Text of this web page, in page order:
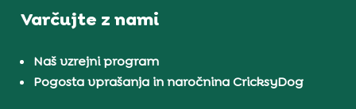
Varčujte z nami
Naš vzrejni program
Pogosta vprašanja in naročnina CricksyDog